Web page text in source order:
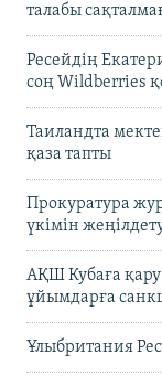
талабы
Ресейдің
соң Wildberries
Таиландта
қаза тапты
Прокуратура
үкімін
АҚШ Кубаға
ұйымдарға
Ұлыбритания